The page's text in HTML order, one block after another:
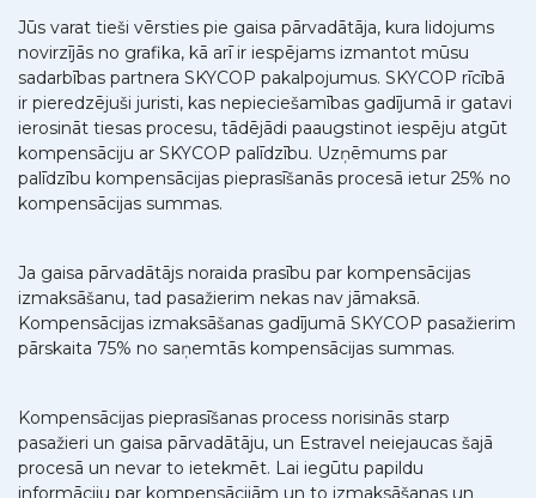
Jūs varat tieši vērsties pie gaisa pārvadātāja, kura lidojums
novirzījās no grafika, kā arī ir iespējams izmantot mūsu
sadarbības partnera SKYCOP pakalpojumus. SKYCOP rīcībā
ir pieredzējuši juristi, kas nepieciešamības gadījumā ir gatavi
ierosināt tiesas procesu, tādējādi paaugstinot iespēju atgūt
kompensāciju ar SKYCOP palīdzību. Uzņēmums par
palīdzību kompensācijas pieprasīšanās procesā ietur 25% no
kompensācijas summas.
Ja gaisa pārvadātājs noraida prasību par kompensācijas
izmaksāšanu, tad pasažierim nekas nav jāmaksā.
Kompensācijas izmaksāšanas gadījumā SKYCOP pasažierim
pārskaita 75% no saņemtās kompensācijas summas.
Kompensācijas pieprasīšanas process norisinās starp
pasažieri un gaisa pārvadātāju, un Estravel neiejaucas šajā
procesā un nevar to ietekmēt. Lai iegūtu papildu
informāciju par kompensācijām un to izmaksāšanas un